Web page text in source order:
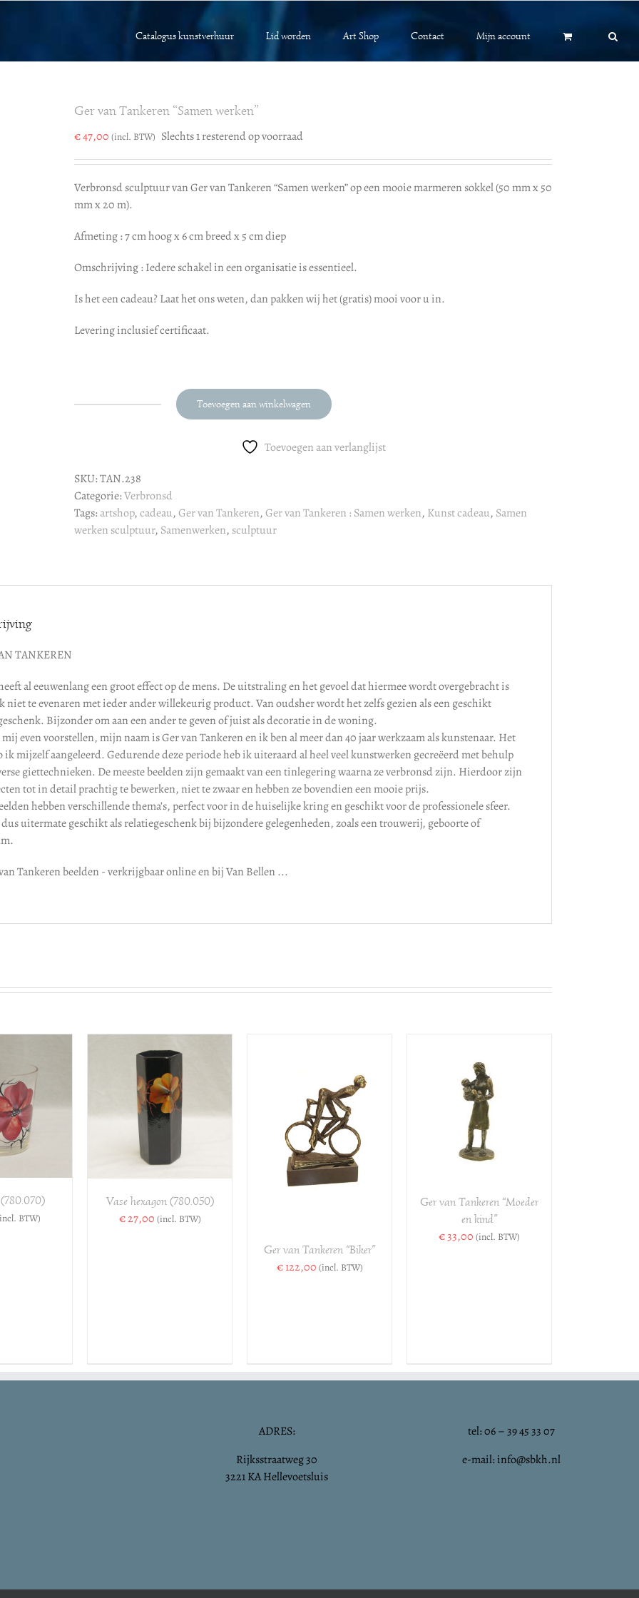
Catalogus kunstverhuur Lid worden Art Shop Contact Mijn account
Ger van Tankeren “Samen werken”
€47,00 (incl. BTW) Slechts 1 resterend op voorraad
Verbronsd sculptuur van Ger van Tankeren “Samen werken” op een mooie marmeren sokkel (50 mm x 50
mm x 20 m).
Afmeting : 7 cm hoog x 6 cm breed x 5 cm diep
Omschrijving : Iedere schakel in een organisatie is essentieel.
Is het een cadeau? Laat het ons weten, dan pakken wij het (gratis) mooi voor u in.
Levering inclusief certificaat.
werken"
aantal
Toevoegen aan winkelwagen
Toevoegen aan verlanglijst
SKU:TAN.238
Categorie:Verbronsd
Tags:artshop,cadeau,Ger van Tankeren,Ger van Tankeren : Samen werken, Kunst cadeau, Samen
werken sculptuur, Samenwerken, sculptuur
TANKEREN
al eeuwenlang een groot effect op de mens. De uitstraling en het gevoel dat hiermee wordt overgebracht is
niet te evenaren met ieder ander willekeurig product. Van oudsher wordt het zelfs gezien als een geschikt
Bijzonder om aan een ander te geven of juist als decoratie in de woning.
even voorstellen, mijn naam is Ger van Tankeren en ik ben al meer dan 40 jaar werkzaam als kunstenaar. Het
ik mijzelf aangeleerd. Gedurende deze periode heb ik uiteraard al heel veel kunstwerken gecreëerd met behulp
giettechnieken. De meeste beelden zijn gemaakt van een tinlegering waarna ze verbronsd zijn. Hierdoor zijn
tot in detail prachtig te bewerken, niet te zwaar en hebben ze bovendien een mooie prijs.
hebben verschillende thema’s, perfect voor in de huiselijke kring en geschikt voor de professionele sfeer.
uitermate geschikt als relatiegeschenk bij bijzondere gelegenheden, zoals een trouwerij, geboorte of
BTW)
AAN
DETAILS
Vase hexagon (780.050)
€27,00 (incl. BTW)
TOEVOEGEN AAN
WINKELWAGEN
Ger van Tankeren “Biker”
€122,00 (incl. BTW)
TOEVOEGEN AAN
WINKELWAGEN
DETAILS
Ger van Tankeren “Moeder
en kind”
€33,00 (incl. BTW)
ADRES:
Rijksstraatweg 30
3221 KA Hellevoetsluis
tel: 06 – 39 45 33 07
e-mail: info@sbkh.nl